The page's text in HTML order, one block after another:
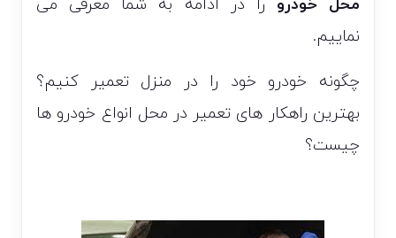
محل خودرو را در ادامه به شما معرفی می
نماییم.
چگونه خودرو خود را در منزل تعمیر کنیم؟
بهترین راهکار های تعمیر در محل انواع خودرو ها
چیست؟